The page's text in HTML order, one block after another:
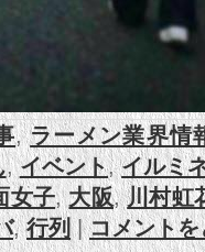
,ラーメン業界情
,イベント,イルミ
女子,大阪,川村虹
,行列 |コメントを